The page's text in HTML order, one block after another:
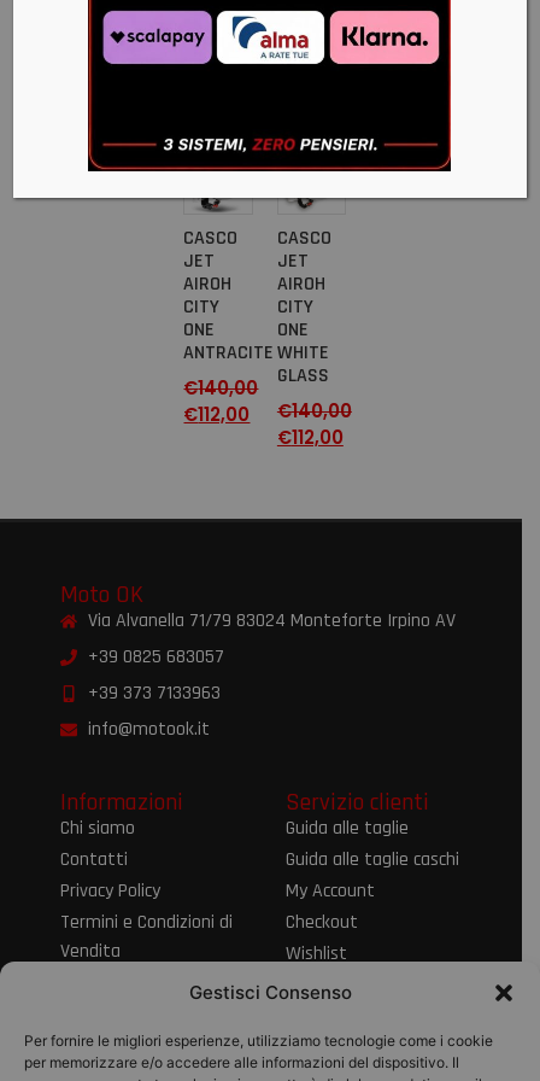
Gestisci Consenso
Per fornire le migliori esperienze, utilizziamo tecnologie come i cookie
per memorizzare e/o accedere alle informazioni del dispositivo. Il
KID
SIRENS
- ROSA
SIRENS
- BLU
-20%
CASCO
JET
AIROH
CITY
ONE
ANTRACITE
€140,00
€112,00
-20%
CASCO
JET
AIROH
CITY
ONE
WHITE
GLASS
€140,00
€112,00
Moto OK
Via Alvanella 71/79 83024 Monteforte Irpino AV
+39 0825 683057
+39 373 7133963
info@motook.it
Informazioni
Chi siamo
Contatti
Privacy Policy
Termini e Condizioni di
Vendita
Informativa sul Diritto
Servizio clienti
Guida alle taglie
Guida alle taglie caschi
My Account
Checkout
Wishlist
Spedizioni e resi
pagamento